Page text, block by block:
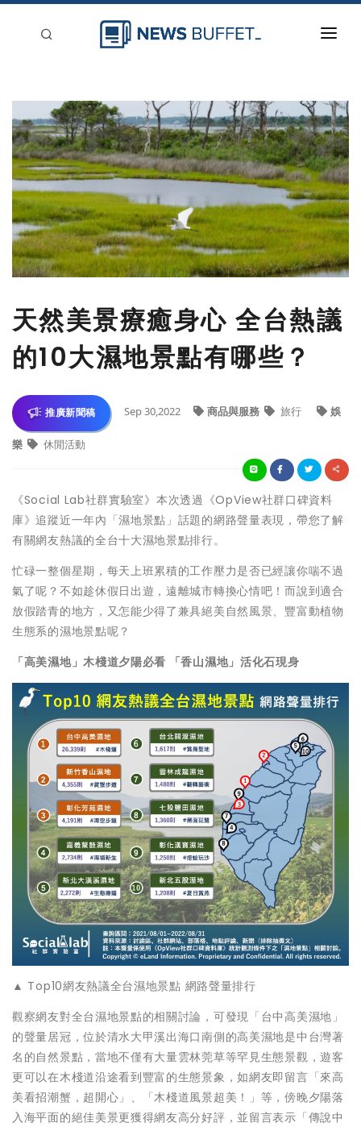
新聞稿分類
登入
刊登
天然美景療癒身心 全台熱議
的10大濕地景點有哪些？
推廣新聞稿 Sep 30,2022 商品與服務 旅行 娛
樂 休閒活動
《Social Lab社群實驗室》本次透過《OpView社群口碑資料
庫》追蹤近一年內「濕地景點」話題的網路聲量表現，帶您了解
有關網友熱議的全台十大濕地景點排行。
忙碌一整個星期，每天上班累積的工作壓力是否已經讓你喘不過
氣了呢？不如趁休假日出遊，遠離城市轉換心情吧！而說到適合
放假踏青的地方，又怎能少得了兼具絕美自然風景、豐富動植物
生態系的濕地景點呢？
「高美濕地」木棧道夕陽必看 「香山濕地」活化石現身
▲ Top10網友熱議全台濕地景點 網路聲量排行
觀察網友對全台濕地景點的相關討論，可發現「台中高美濕地」
的聲量居冠，位於清水大甲溪出海口南側的高美濕地是中台灣著
名的自然景點，當地不僅有大量雲林莞草等罕見生態景觀，遊客
更可以在木棧道沿途看到豐富的生態景象，如網友即留言「來高
美看招潮蟹，超開心」、「木棧道風景超美！」等，傍晚夕陽落
入海平面的絕佳美景更獲得網友高分好評，並留言表示「傳說中